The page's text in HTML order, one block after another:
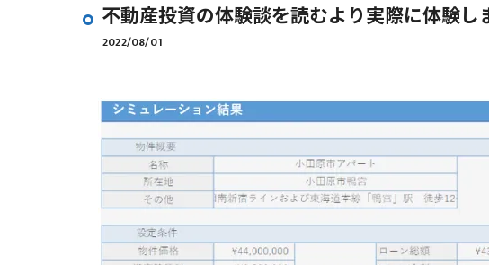
不動産投資の体験談を読むより実際に体験し
2022/08/01